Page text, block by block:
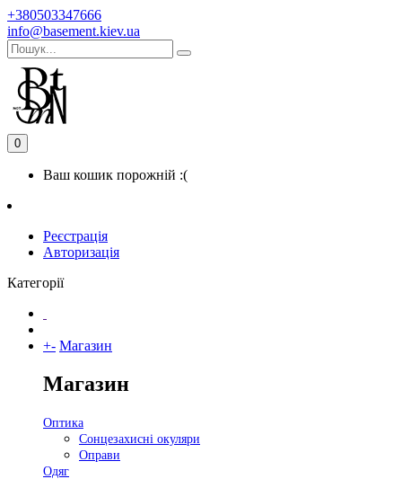
+380503347666
info@basement.kiev.ua
0
Ваш кошик порожній :(
Реєстрація
Авторизація
Категорії
+- Магазин
Магазин
Оптика
Сонцезахисні окуляри
Оправи
Одяг